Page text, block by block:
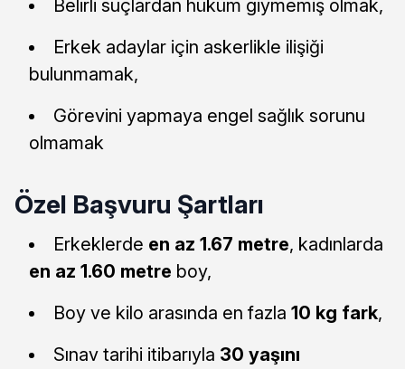
Belirli suçlardan hüküm giymemiş olmak,
Erkek adaylar için askerlikle ilişiği
bulunmamak,
Görevini yapmaya engel sağlık sorunu
olmamak
Özel Başvuru Şartları
Erkeklerde en az 1.67 metre, kadınlarda
en az 1.60 metre boy,
Boy ve kilo arasında en fazla 10 kg fark,
Sınav tarihi itibarıyla 30 yaşını